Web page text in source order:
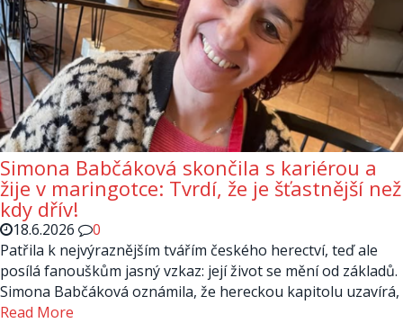
Simona Babčáková skončila s kariérou a
žije v maringotce: Tvrdí, že je šťastnější než
kdy dřív!
18.6.2026
0
Patřila k nejvýraznějším tvářím českého herectví, teď ale
posílá fanouškům jasný vzkaz: její život se mění od základů.
Simona Babčáková oznámila, že hereckou kapitolu uzavírá,
Read More